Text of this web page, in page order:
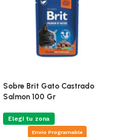
Cat Licking Chupetin Para
Gatos
Elegí tu zona
Envio Programable